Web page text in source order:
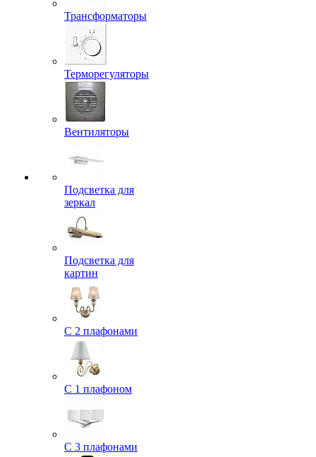
Трансформаторы
Терморегуляторы
Вентиляторы
Подсветка для
зеркал
Подсветка для
картин
С 2 плафонами
С 1 плафоном
С 3 плафонами